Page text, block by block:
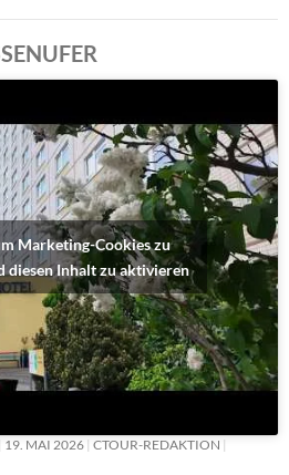
Marketing-Cookies zu
diesen Inhalt zu aktivieren
19. MAI 2026 CTOUR-REDAKTION